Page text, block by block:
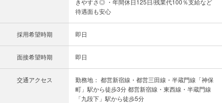
待遇面も安心
採用希望時期 即日
面接希望時期 即日
交通アクセス
勤務地： 都営新宿線・都営三田線・半蔵門線「神保
町」駅から徒歩3分 都営新宿線・東西線・半蔵門線
「九段下」駅から徒歩5分